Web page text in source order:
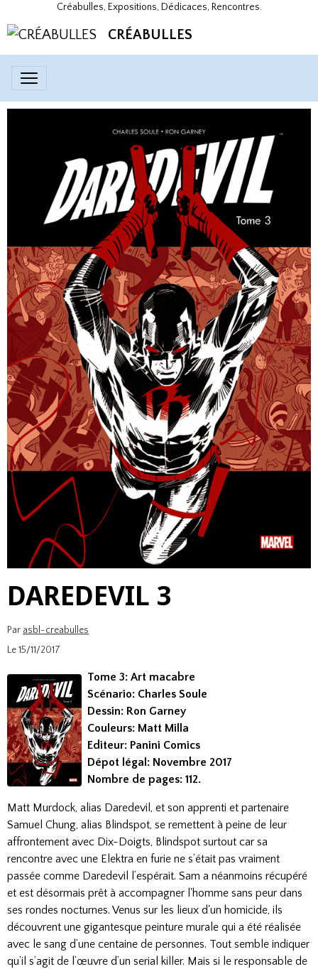
Créabulles, Expositions, Dédicaces, Rencontres.
CRÉABULLES
DAREDEVIL 3
Par asbl-creabulles
Le 15/11/2017
Tome 3: Art macabre
Scénario: Charles Soule
Dessin: Ron Garney
Couleurs: Matt Milla
Editeur: Panini Comics
Dépot légal: Novembre 2017
Nombre de pages: 112.
Matt Murdock, alias Daredevil, et son apprenti et partenaire
Samuel Chung, alias Blindspot, se remettent à peine de leur
affrontement avec Dix-Doigts, Blindspot surtout car sa
rencontre avec une Elektra en furie ne s’était pas vraiment
passée comme Daredevil l’espérait. Sam a néanmoins récupéré
et est désormais prêt à accompagner l'homme sans peur dans
ses rondes nocturnes. Venus sur les lieux d'un homicide, ils
découvrent une gigantesque peinture murale qui a été réalisée
avec le sang d’une centaine de personnes. Tout semble indiquer
qu’il s’agit de l’œuvre d’un serial killer. Mais si le responsable de